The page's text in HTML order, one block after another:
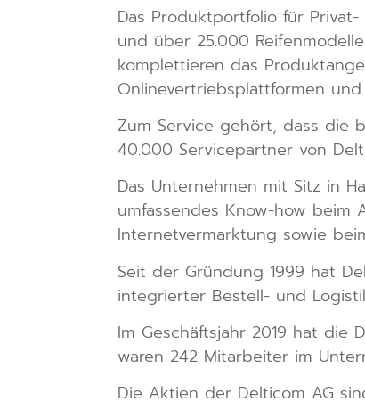
Das Produktportfolio für
und über 25.000
komplettieren das
Onlinevertriebsplattformen
Zum Service gehört, dass die
40.000 Servicepartner von
Das Unternehmen mit Sitz in
umfassendes Know-how
Internetvermarktung sowie
Seit der Gründung 1999 hat
integrierter Bestell- und
Im Geschäftsjahr 2019 hat die
waren 242 Mitarbeiter im
Die Aktien der Delticom AG